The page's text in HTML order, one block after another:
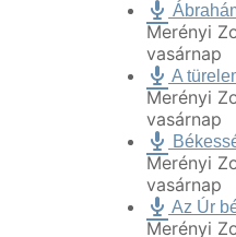
Merényi
vasárnap
A
Merényi
vasárnap
Merényi
vasárnap
Az Úr
Merényi